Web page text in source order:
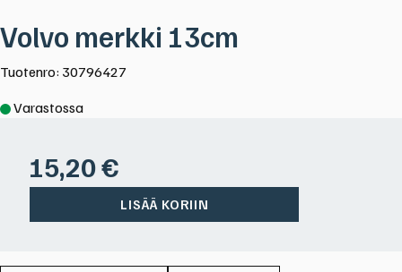
Volvo merkki 13cm
Tuotenro: 30796427
Varastossa
15,20€
LISÄÄ KORIIN